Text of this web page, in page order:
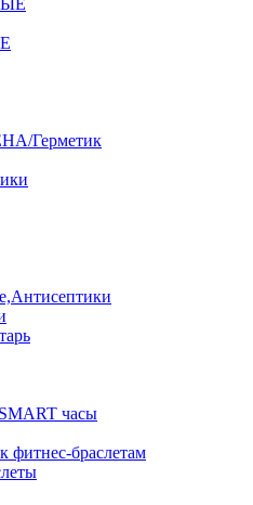
Герметик
часы
фитнес-браслетам